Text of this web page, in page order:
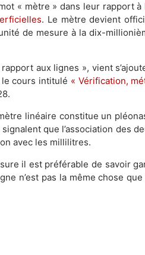
« mètre » dans leur rapport à
. Le mètre devient
de mesure à la dix-
aux lignes », vient
cours intitulé « Vérification,
linéaire constitue un
que l’association des
avec les millilitres.
il est préférable de savoir
n’est pas la même chose